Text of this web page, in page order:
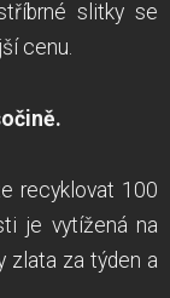
slitky se
cenu.
recyklovat 100
je vytížená na
zlata za týden a